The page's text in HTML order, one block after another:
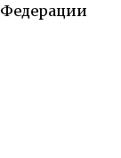
Федерации